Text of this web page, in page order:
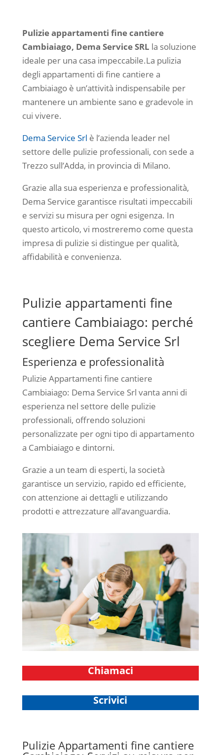
Pulizie appartamenti fine cantiere
Cambiaiago, Dema Service SRL la soluzione
ideale per una casa impeccabile.La pulizia
degli appartamenti di fine cantiere a
Cambiaiago è un’attività indispensabile per
mantenere un ambiente sano e gradevole in
cui vivere.
Dema Service Srl è l’azienda leader nel
settore delle pulizie professionali, con sede a
Trezzo sull’Adda, in provincia di Milano.
Grazie alla sua esperienza e professionalità,
Dema Service garantisce risultati impeccabili
e servizi su misura per ogni esigenza. In
questo articolo, vi mostreremo come questa
impresa di pulizie si distingue per qualità,
affidabilità e convenienza.
Pulizie appartamenti fine
cantiere Cambiaiago: perché
scegliere Dema Service Srl
Esperienza e professionalità
Pulizie Appartamenti fine cantiere
Cambiaiago: Dema Service Srl vanta anni di
esperienza nel settore delle pulizie
professionali, offrendo soluzioni
personalizzate per ogni tipo di appartamento
a Cambiaiago e dintorni.
Grazie a un team di esperti, la società
garantisce un servizio, rapido ed efficiente,
con attenzione ai dettagli e utilizzando
prodotti e attrezzature all’avanguardia.
Chiamaci
Scrivici
Pulizie Appartamenti fine cantiere